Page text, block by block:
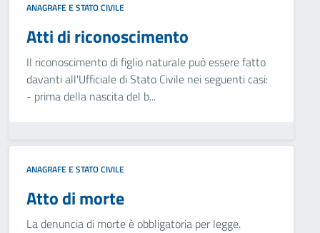
ANAGRAFE E STATO CIVILE
Atti di riconoscimento
Il riconoscimento di figlio naturale può essere fatto
davanti all'Ufficiale di Stato Civile nei seguenti casi:
- prima della nascita del b...
ANAGRAFE E STATO CIVILE
Atto di morte
La denuncia di morte è obbligatoria per legge.